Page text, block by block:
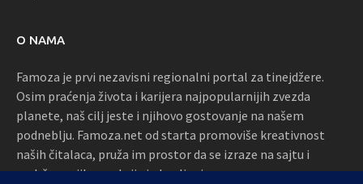
O NAMA
Famoza je prvi nezavisni regionalni portal za tinejdžere.
Osim praćenja života i karijera najpopularnijih zvezda
planete, naš cilj jeste i njihovo gostovanje na našem
podneblju. Famoza.net od starta promoviše kreativnost
naših čitalaca, pruža im prostor da se izraze na sajtu i
podržava njihove akcije i okupljanja